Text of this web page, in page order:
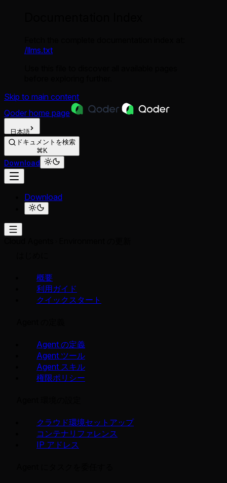
/llms.txt
Skip to main content
Qoder home page
日本語
ドキュメントを検索
⌘K
Download
Download
概要
利用ガイド
クイックスタート
Agent の定義
Agent ツール
Agent スキル
権限ポリシー
クラウド環境セットアップ
コンテナリファレンス
IP アドレス